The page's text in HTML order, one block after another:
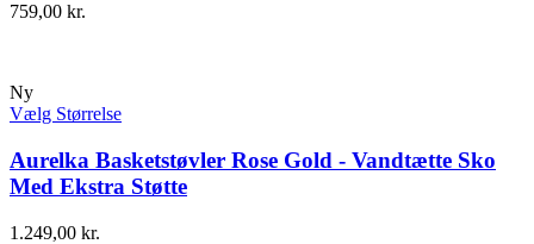
759,00 kr.
Ny
Vælg Størrelse
Aurelka Basketstøvler Rose Gold - Vandtætte Sko
Med Ekstra Støtte
1.249,00 kr.